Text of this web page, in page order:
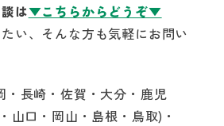
は▼こちらからどうぞ▼
い、そんな方も気軽にお問い
長崎・佐賀・大分・鹿児
山口・岡山・島根・鳥取)・